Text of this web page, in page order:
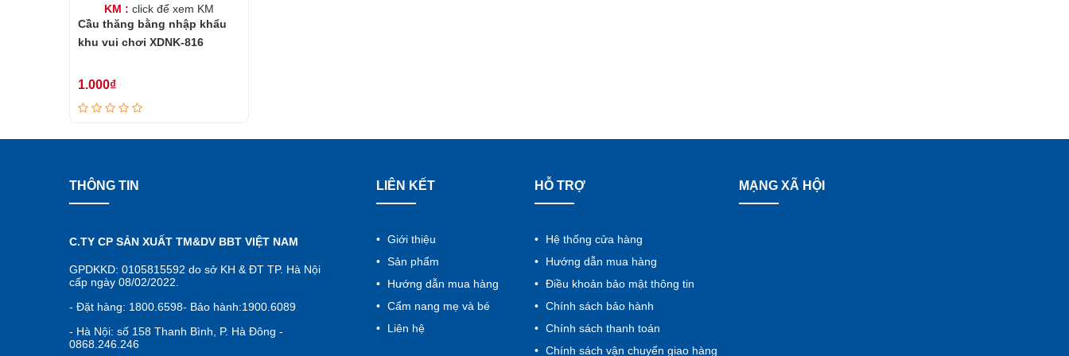
KM : click để xem KM
Cầu thăng bằng nhập khẩu
khu vui chơi XDNK-816
1.000₫
THÔNG TIN
C.TY CP SẢN XUẤT TM&DV BBT VIỆT NAM
GPDKKD: 0105815592 do sở KH & ĐT TP. Hà Nội
cấp ngày 08/02/2022.
- Đặt hàng: 1800.6598- Bảo hành:1900.6089
- Hà Nội: số 158 Thanh Bình, P. Hà Đông -
0868.246.246
LIÊN KẾT
Giới thiệu
Sản phẩm
Hướng dẫn mua hàng
Cẩm nang mẹ và bé
Liên hệ
HỖ TRỢ
Hệ thống cửa hàng
Hướng dẫn mua hàng
Điều khoản bảo mật thông tin
Chính sách bảo hành
Chính sách thanh toán
Chính sách vận chuyển giao hàng
MẠNG XÃ HỘI